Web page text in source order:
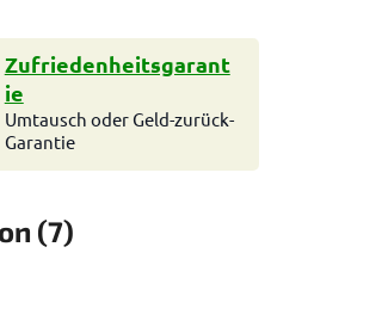
Zufriedenheitsgarant
ie
Umtausch oder Geld-zurück-
Garantie
(7)